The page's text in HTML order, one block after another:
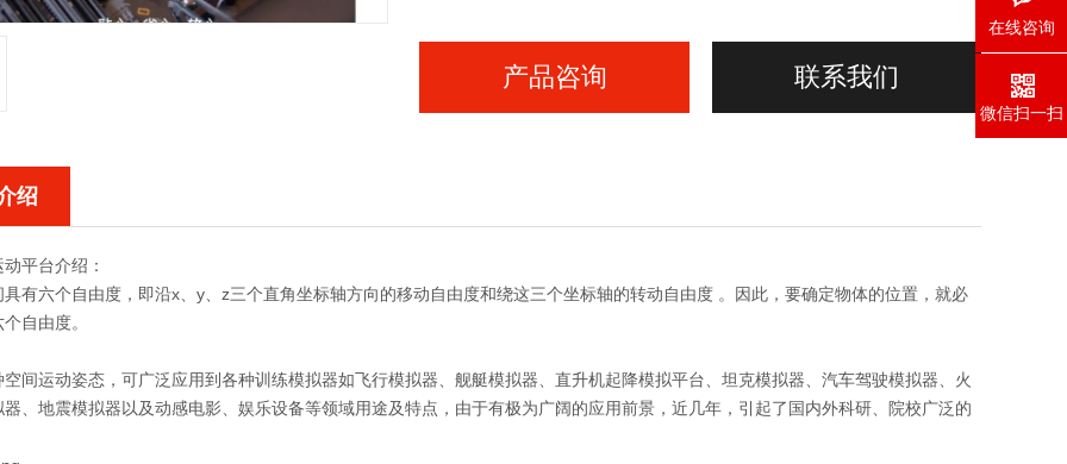
产品咨询 联系我们
绍
动平台介绍：
具有六个自由度，即沿x、y、z三个直角坐标轴方向的移动自由度和绕这三个坐标轴的转动自由度 。因此，要确定物体的位置，就必
自由度。
间运动姿态，可广泛应用到各种训练模拟器如飞行模拟器、舰艇模拟器、直升机起降模拟平台、坦克模拟器、汽车驾驶模拟器、火
、地震模拟器以及动感电影、娱乐设备等领域用途及特点，由于有极为广阔的应用前景，近几年，引起了国内外科研、院校广泛的
在线咨询
微信扫一扫